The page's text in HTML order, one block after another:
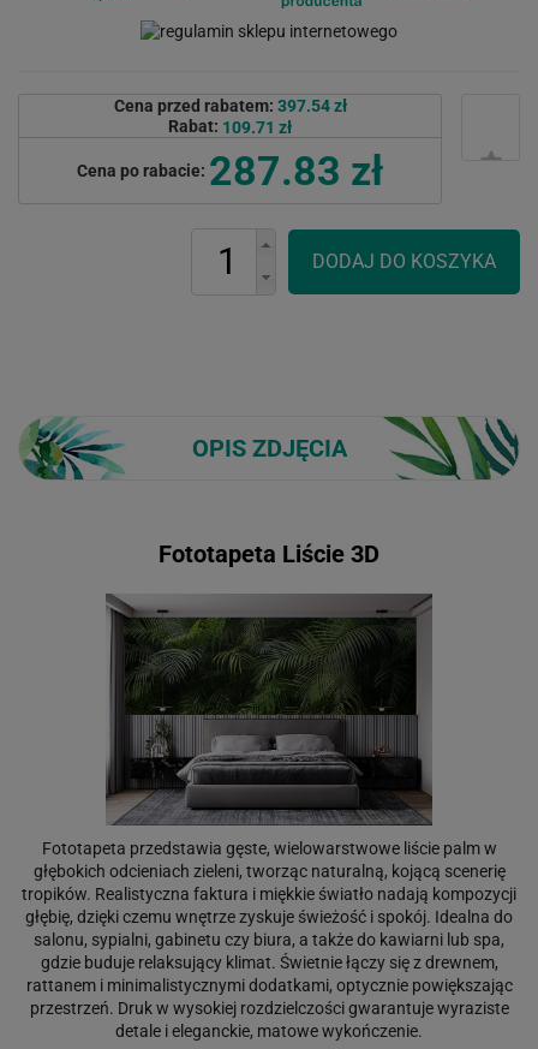
Cena przed rabatem: 397.54 zł
Rabat: 109.71 zł
Cena po rabacie: 287.83 zł
OPIS ZDJĘCIA
Fototapeta Liście 3D
Fototapeta przedstawia gęste, wielowarstwowe liście palm w
głębokich odcieniach zieleni, tworząc naturalną, kojącą scenerię
tropików. Realistyczna faktura i miękkie światło nadają kompozycji
głębię, dzięki czemu wnętrze zyskuje świeżość i spokój. Idealna do
salonu, sypialni, gabinetu czy biura, a także do kawiarni lub spa,
gdzie buduje relaksujący klimat. Świetnie łączy się z drewnem,
rattanem i minimalistycznymi dodatkami, optycznie powiększając
przestrzeń. Druk w wysokiej rozdzielczości gwarantuje wyraziste
detale i eleganckie, matowe wykończenie.